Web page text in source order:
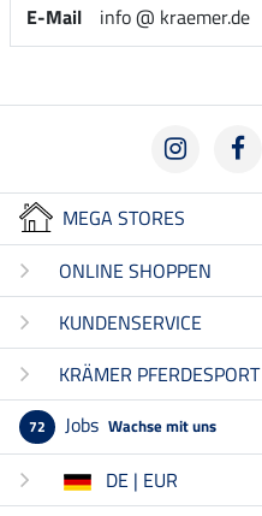
E-Mail info @ kraemer.de
MEGA STORES
ONLINE SHOPPEN
KUNDENSERVICE
KRÄMER PFERDESPORT
72 Jobs Wachse mit uns
DE | EUR